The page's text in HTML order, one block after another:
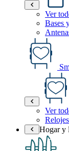
Ver
Bases
Ver
Relojes
Hogar y